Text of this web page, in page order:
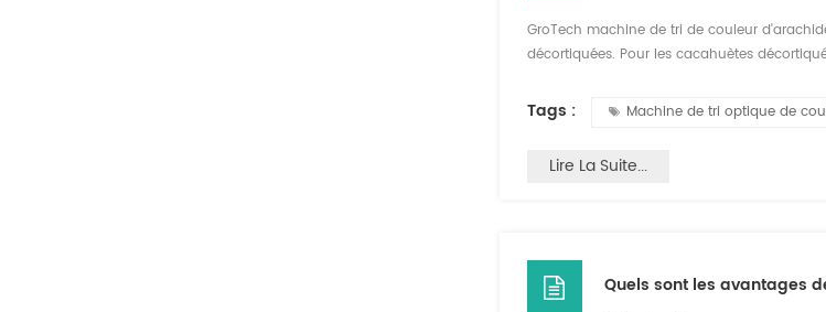
GroTech machine de tri de couleur
décortiquées. Pour les cacahuètes
arachides, ne nécessitant...
Tags : Machine de tri optique de
Lire La Suite...
Quels sont les avantages